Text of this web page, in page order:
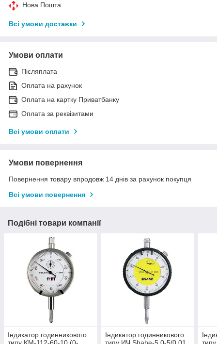
Нова Пошта
Всі умови доставки
Умови оплати
Післяплата
Оплата на рахунок
Оплата на картку Приватбанку
Оплата за реквізитами
Всі умови оплати
Умови повернення
Повернення товару впродовж 14 днів за рахунок покупця
Всі умови повернення
Подібні товари компанії
Індикатор годинникового
Індикатор годинникового